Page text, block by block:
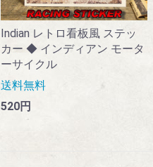
Indian レトロ看板風 ステッ
カー ◆ インディアン モータ
ーサイクル
送料無料
520円